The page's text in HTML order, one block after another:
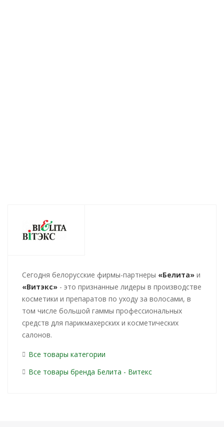
Cегодня белорусские фирмы-партнеры «Белита» и
«Витэкс» - это признанные лидеры в производстве
косметики и препаратов по уходу за волосами, в
том числе большой гаммы профессиональных
средств для парикмахерских и косметических
салонов.
Все товары категории
Все товары бренда Белита - Витекс